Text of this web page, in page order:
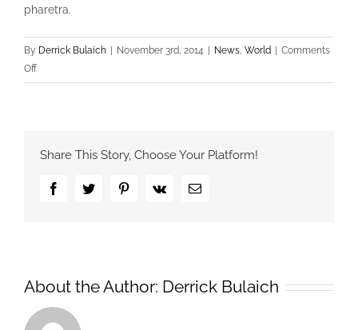
pharetra.
By Derrick Bulaich November 3rd, 2014 News, World
Comments
Offon
Fusce
Share This Story, Choose Your Platform!
FacebookTwitter PinterestVk Email
About the Author: Derrick Bulaich